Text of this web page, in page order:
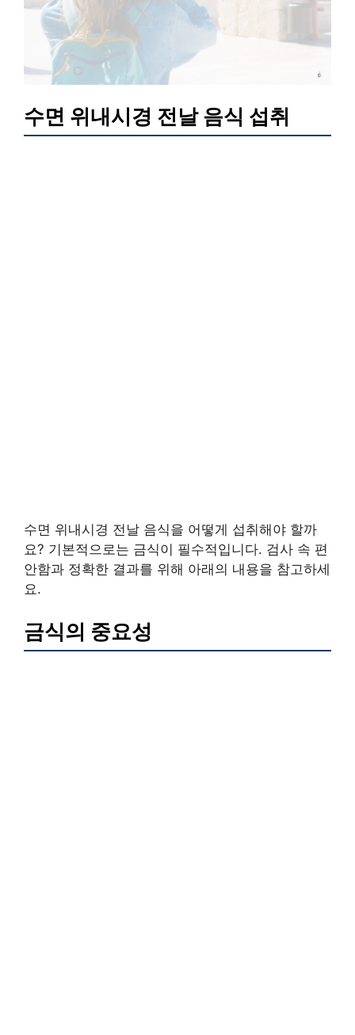
수면 위내시경 전날 음식 섭취
수면 위내시경 전날 음식을 어떻게 섭취해야 할까
요? 기본적으로는 금식이 필수적입니다. 검사 속 편
안함과 정확한 결과를 위해 아래의 내용을 참고하세
요.
금식의 중요성